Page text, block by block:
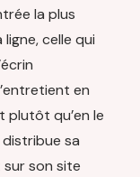
la plus
celle qui
en
plutôt qu’en le
sa
son site